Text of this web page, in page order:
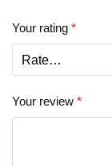
Your rating *
Your review *